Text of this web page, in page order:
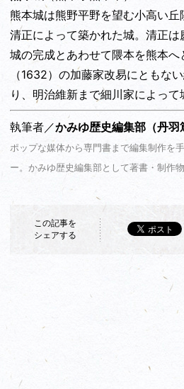
熊本城は熊野平野を望む小高い
清正によって築かれた城。清正
城の完成とあわせて隈本を熊本
（1632）の加藤家改易にともな
り、明治維新まで細川家によって
執筆者／かみゆ歴史編集部 （丹羽
ポップな媒体から専門書まで編集制作を
ー。かみゆ歴史編集部として著書・制作物
この記事を
シェアする